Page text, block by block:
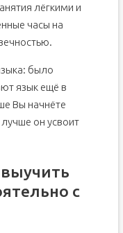
лёгкими и
часы на
было
язык ещё в
Вы начнёте
он усвоит
с